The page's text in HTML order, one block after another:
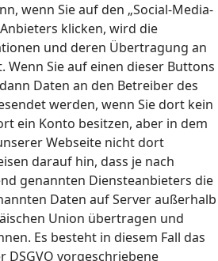
wenn Sie auf den „Social-Media-
klicken, wird die
und deren Übertragung an
Wenn Sie auf einen dieser Buttons
Daten an den Betreiber des
werden, wenn Sie dort kein
ein Konto besitzen, aber in dem
Webseite nicht dort
darauf hin, dass je nach
genannten Diensteanbieters die
Daten auf Server außerhalb
Union übertragen und
Es besteht in diesem Fall das
DSGVO vorgeschriebene